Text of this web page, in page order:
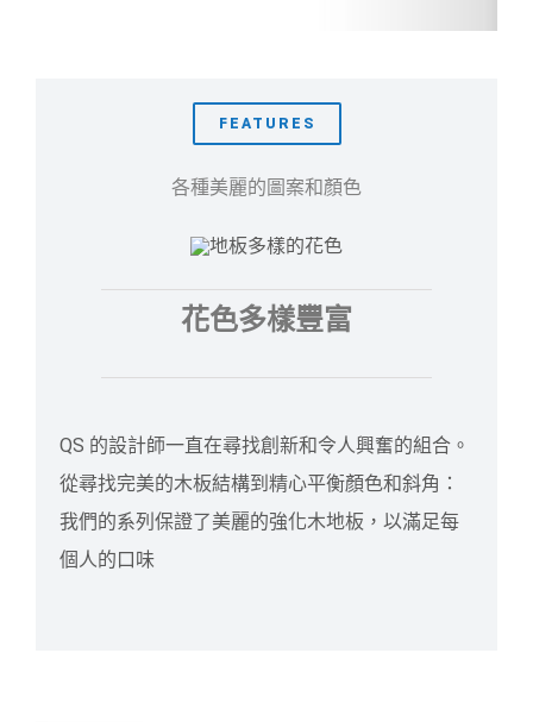
FEATURES
各種美麗的圖案和顏色
花色多樣豐富
QS 的設計師一直在尋找創新和令人興奮的組合。
從尋找完美的木板結構到精心平衡顏色和斜角：
我們的系列保證了美麗的強化木地板，以滿足每
個人的口味